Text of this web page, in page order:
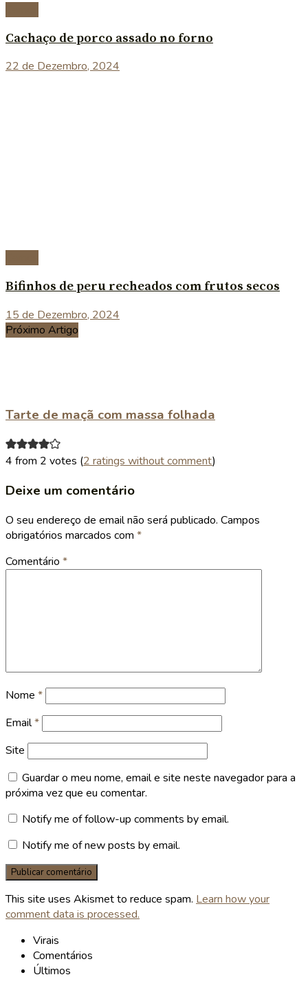
Cachaço de porco assado no forno
22 de Dezembro, 2024
Bifinhos de peru recheados com frutos secos
15 de Dezembro, 2024
Próximo Artigo
Tarte de maçã com massa folhada
4 from 2 votes (2 ratings without comment)
Deixe um comentário
O seu endereço de email não será publicado. Campos
obrigatórios marcados com *
Comentário *
Nome *
Email*
Site
Guardar o meu nome, email e site neste navegador para a
próxima vez que eu comentar.
Notify me of follow-up comments by email.
Notify me of new posts by email.
This site uses Akismet to reduce spam. Learn how your
comment data is processed.
Virais
Comentários
Últimos